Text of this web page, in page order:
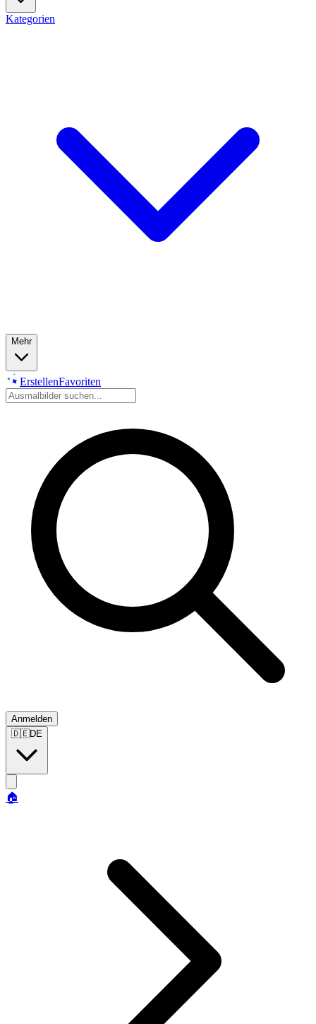
Kategorien
Mehr
ErstellenFavoriten
Anmelden
🇩🇪DE
🏠